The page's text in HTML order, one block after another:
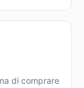
di comprare